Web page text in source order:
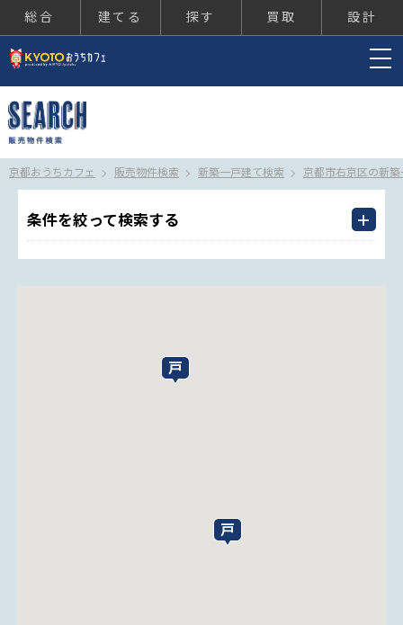
総合 建てる 探す 買取 設計
京都おうちカフェ 販売物件検索 新築一戸建て検索 京都市右京区の新
条件を絞って検索する